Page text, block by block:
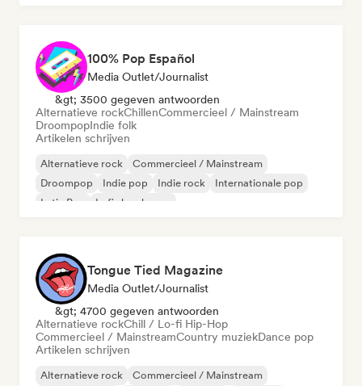
100% Pop Español
Media Outlet/Journalist
&gt; 3500 gegeven antwoorden
Alternatieve rockChillenCommercieel / Mainstream
DroompopIndie folk
Artikelen schrijven
Alternatieve rock
Commercieel / Mainstream
Droompop
Indie pop Indie rock
Internationale pop
Latin Pop
Lofi slaapkamer
Tongue Tied Magazine
Media Outlet/Journalist
&gt; 4700 gegeven antwoorden
Alternatieve rockChill / Lo-fi Hip-Hop
Commercieel / MainstreamCountry muziekDance pop
Artikelen schrijven
Alternatieve rock
Commercieel / Mainstream